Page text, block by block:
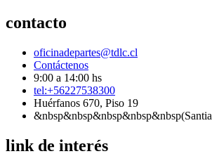
contacto
oficinadepartes@tdlc.cl
Contáctenos
9:00 a 14:00 hs
tel:+56227538300
Huérfanos 670, Piso 19
link de interés